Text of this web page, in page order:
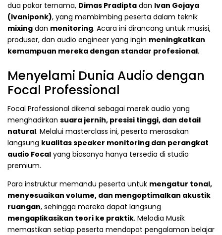
dua pakar ternama, Dimas Pradipta dan Ivan Gojaya
(Ivaniponk), yang membimbing peserta dalam teknik
mixing dan monitoring. Acara ini dirancang untuk musisi,
produser, dan audio engineer yang ingin meningkatkan
kemampuan mereka dengan standar profesional.
Menyelami Dunia Audio dengan
Focal Professional
Focal Professional dikenal sebagai merek audio yang
menghadirkan suara jernih, presisi tinggi, dan detail
natural. Melalui masterclass ini, peserta merasakan
langsung kualitas speaker monitoring dan perangkat
audio Focal yang biasanya hanya tersedia di studio
premium.
Para instruktur memandu peserta untuk mengatur tonal,
menyesuaikan volume, dan mengoptimalkan akustik
ruangan, sehingga mereka dapat langsung
mengaplikasikan teori ke praktik. Melodia Musik
memastikan setiap peserta mendapat pengalaman belajar